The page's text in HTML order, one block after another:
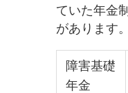
ていた年金
があります。
障害基礎
年金